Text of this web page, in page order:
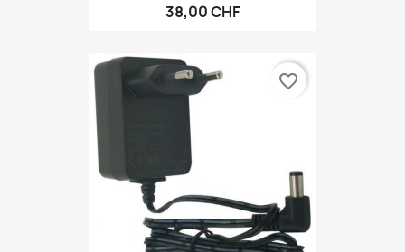
38,00 CHF
favorite_border